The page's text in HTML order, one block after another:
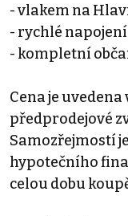
- vlakem na
- rychlé
- kompletní
Cena je
předprodejové
Samozřejmostí
hypotečního
celou dobu